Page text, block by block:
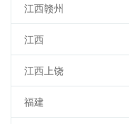
江西赣州
江西
江西上饶
福建